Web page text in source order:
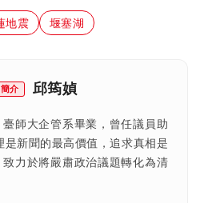
地震 堰塞湖
介 邱筠媜
臺師大企管系畢業，曾任議員助
是新聞的最高價值，追求真相是
力於將嚴肅政治議題轉化為清